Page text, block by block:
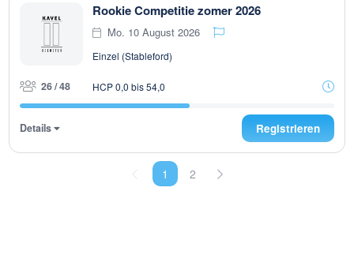
Rookie Competitie zomer 2026
Mo. 10 August 2026
Einzel (Stableford)
26 / 48 HCP 0,0 bis 54,0
Details Registrieren
1 2